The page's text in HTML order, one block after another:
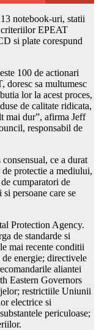
notebook-uri, statii
criteriilor EPEAT
si plate corespund
100 de actionari
doresc sa multumesc
lor la acest proces,
de calitate ridicata,
mai dur”, afirma Jeff
responsabil de
ce a durat
protectie a mediului,
cumparatori de
persoane care se
Protection Agency.
de standarde si
mai recente conditii
energie; directivele
aliantei
Eastern Governors
restrictiile Uniunii
electrice si
periculoase;